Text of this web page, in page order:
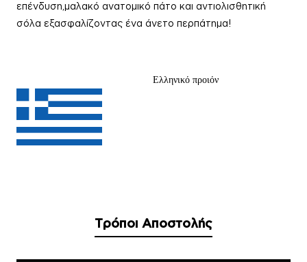
επένδυση,μαλακό ανατομικό πάτο και αντιολισθητική
σόλα εξασφαλίζοντας ένα άνετο περπάτημα!
Ελληνικό προιόν
Τρόποι Αποστολής